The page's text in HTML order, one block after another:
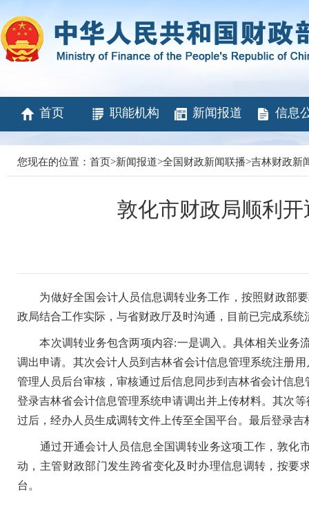
首页 职能机构 新闻报道 信息
您现在的位置： 首页>新闻报道>全国财政新闻联播>吉林财政新
敦化市财政局顺利
为做好全国会计人员信息调转业务工作，按照财政部要
政局结合工作实际，与省财政厅及时沟通，目前已完成系
本次调转业务包含两项内容:一是调入。具体相关业务
调出申请。其次会计人员到吉林省会计信息管理系统注册
管理人员后台审核，审核通过后信息同步到吉林省会计信
登录吉林省会计信息管理系统申请调出并上传材料。其次
过后，经办人员生成调转文件上传至全国平台。最后登录
通过开通会计人员信息全国调转业务这项工作，敦化
动，主管财政部门发生跨省变化及时办理信息调转，按要
台。